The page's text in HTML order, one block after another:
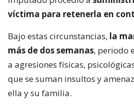
víctima para retenerla en
Bajo estas circunstancias, la
más de dos semanas, periodo
a agresiones físicas,
que se suman insultos y
ella y su familia.